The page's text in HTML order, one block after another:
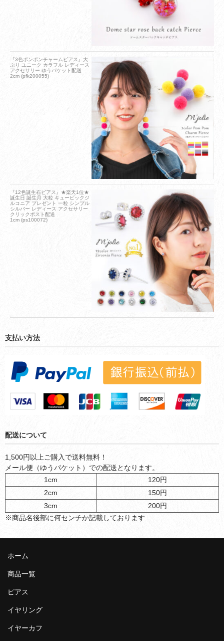
『3色ポンポンチャームピアス』大
ぶり ユニーク カラフル レディース
アクセサリー ゆうパケット配送
2cm (pfk200055)
『12色誕生石ピアス』★楽天1位★
誕生日 誕生月 大粒 キュービックジ
ルコニア プレゼント 一粒 シンプル
シルバー レディース アクセサリー
クリックポスト配送
1cm (ps100072)
支払い方法
配送について
1,500円以上ご購入で送料無料！
メール便（ゆうパケット）での配送となります。
1cm
120円
2cm
150円
3cm
200円
※商品名後部に何センチか記載しております
ホーム
商品一覧
ピアス
イヤリング
イヤーカフ